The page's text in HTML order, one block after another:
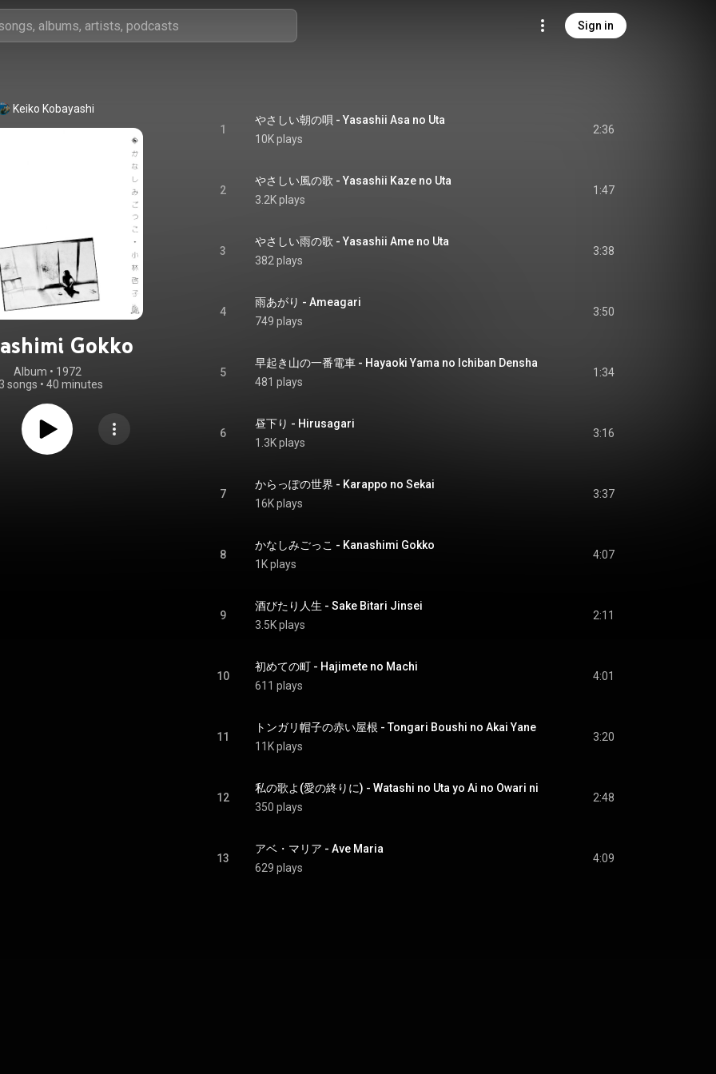
Sign in
Keiko Kobayashi
Gokko
Album • 1972
songs • 40 minutes
1
やさしい朝の唄 - Yasashii Asa no Uta
10K plays
2:36
2
やさしい風の歌 - Yasashii Kaze no Uta
3.2K plays
1:47
3
やさしい雨の歌 - Yasashii Ame no Uta
382 plays
3:38
4
雨あがり - Ameagari
749 plays
3:50
5
早起き山の一番電車 - Hayaoki Yama no Ichiban Densha
481 plays
1:34
6
昼下り - Hirusagari
1.3K plays
3:16
7
からっぽの世界 - Karappo no Sekai
16K plays
3:37
8
かなしみごっこ - Kanashimi Gokko
1K plays
4:07
9
酒びたり人生 - Sake Bitari Jinsei
3.5K plays
2:11
10
初めての町 - Hajimete no Machi
611 plays
4:01
11
トンガリ帽子の赤い屋根 - Tongari Boushi no Akai Yane
11K plays
3:20
12
私の歌よ(愛の終りに) - Watashi no Uta yo Ai no Owari ni
350 plays
2:48
13
アベ・マリア - Ave Maria
629 plays
4:09